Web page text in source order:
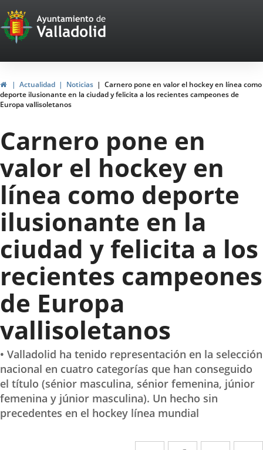
Portal
Web
del
Ayuntamiento
de
Valladolid
InicioActualidad Noticias
Carnero pone en valor el hockey en línea como
deporte ilusionante en la ciudad y felicita a los recientes campeones de
Europa vallisoletanos
Carnero pone en
valor el hockey en
línea como deporte
ilusionante en la
ciudad y felicita a los
recientes campeones
de Europa
vallisoletanos
• Valladolid ha tenido representación en la selección
nacional en cuatro categorías que han conseguido
el título (sénior masculina, sénior femenina, júnior
femenina y júnior masculina). Un hecho sin
precedentes en el hockey línea mundial